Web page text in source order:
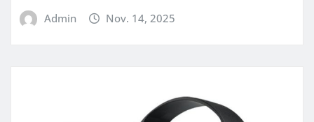
Admin Nov. 14, 2025